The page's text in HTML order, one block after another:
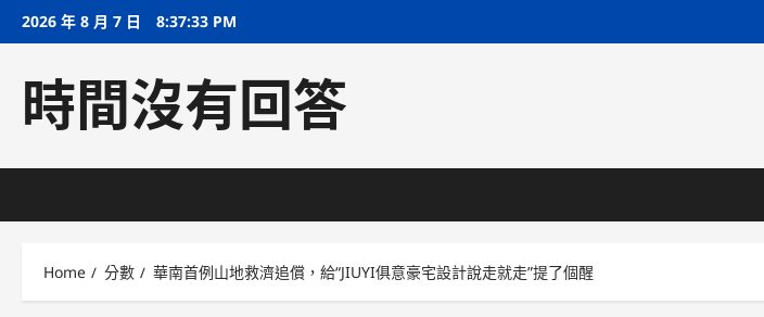
Skip2026 年 8 月 7 日 8:37:33 PM
時間沒有回答
Home 分數 華南首例山地救濟追償，給“JIUYI俱意豪宅設計說走就走”提了個醒